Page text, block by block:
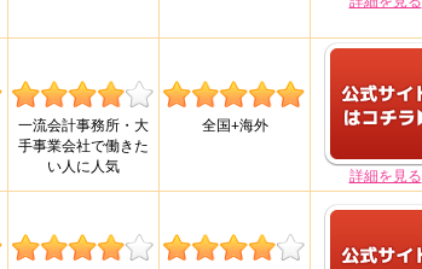
一流会計事務所・大
手事業会社で働きた
い人に人気
全国+海外
詳細を見る